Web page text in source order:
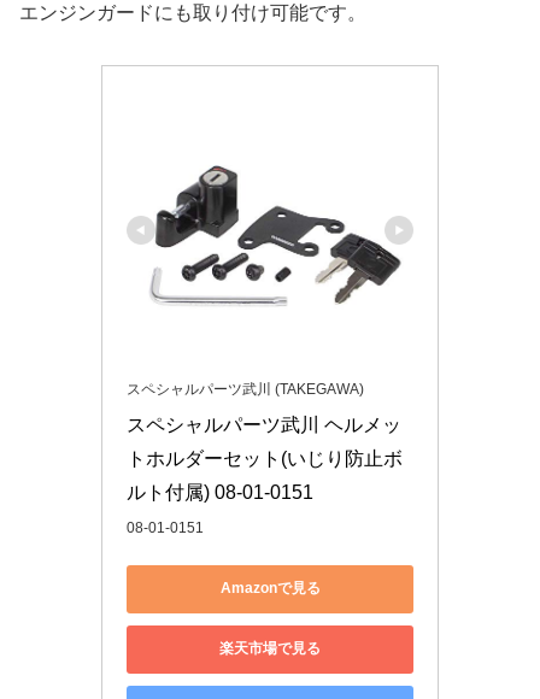
エンジンガードにも取り付け可能です。
スペシャルパーツ武川 (TAKEGAWA)
スペシャルパーツ武川 ヘルメッ
トホルダーセット(いじり防止ボ
ルト付属) 08-01-0151
08-01-0151
Amazonで見る
楽天市場で見る